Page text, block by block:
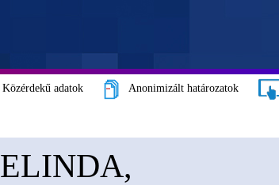
adatok Anonimizált határozatok